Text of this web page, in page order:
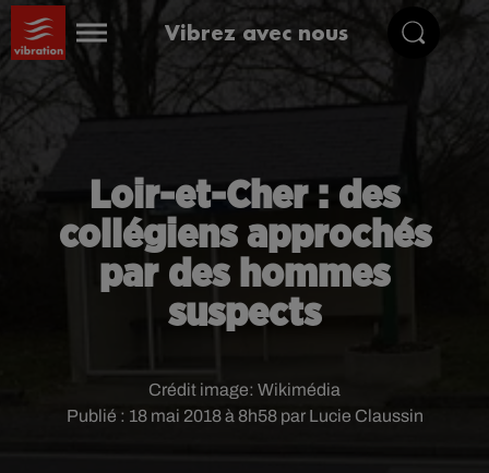
Vibrez avec nous
Loir-et-Cher : des
collégiens approchés
par des hommes
suspects
Publié : 18 mai 2018 à 8h58 par Lucie Claussin
Crédit image: Wikimédia